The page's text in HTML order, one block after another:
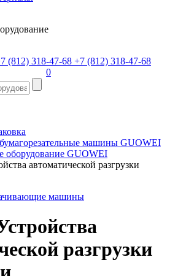
(812) 318-47-68 +7 (812) 318-47-68
0
машины GUOWEI
оборудование GUOWEI
автоматической разгрузки
машины
разгрузки